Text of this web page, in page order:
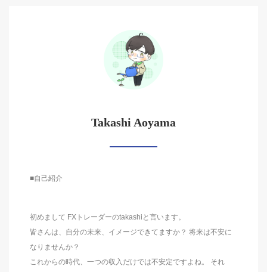
Takashi Aoyama
■自己紹介
初めまして FXトレーダーのtakashiと言います。
皆さんは、自分の未来、イメージできてますか？ 将来は不安に
なりませんか？
これからの時代、一つの収入だけでは不安定ですよね。 それ